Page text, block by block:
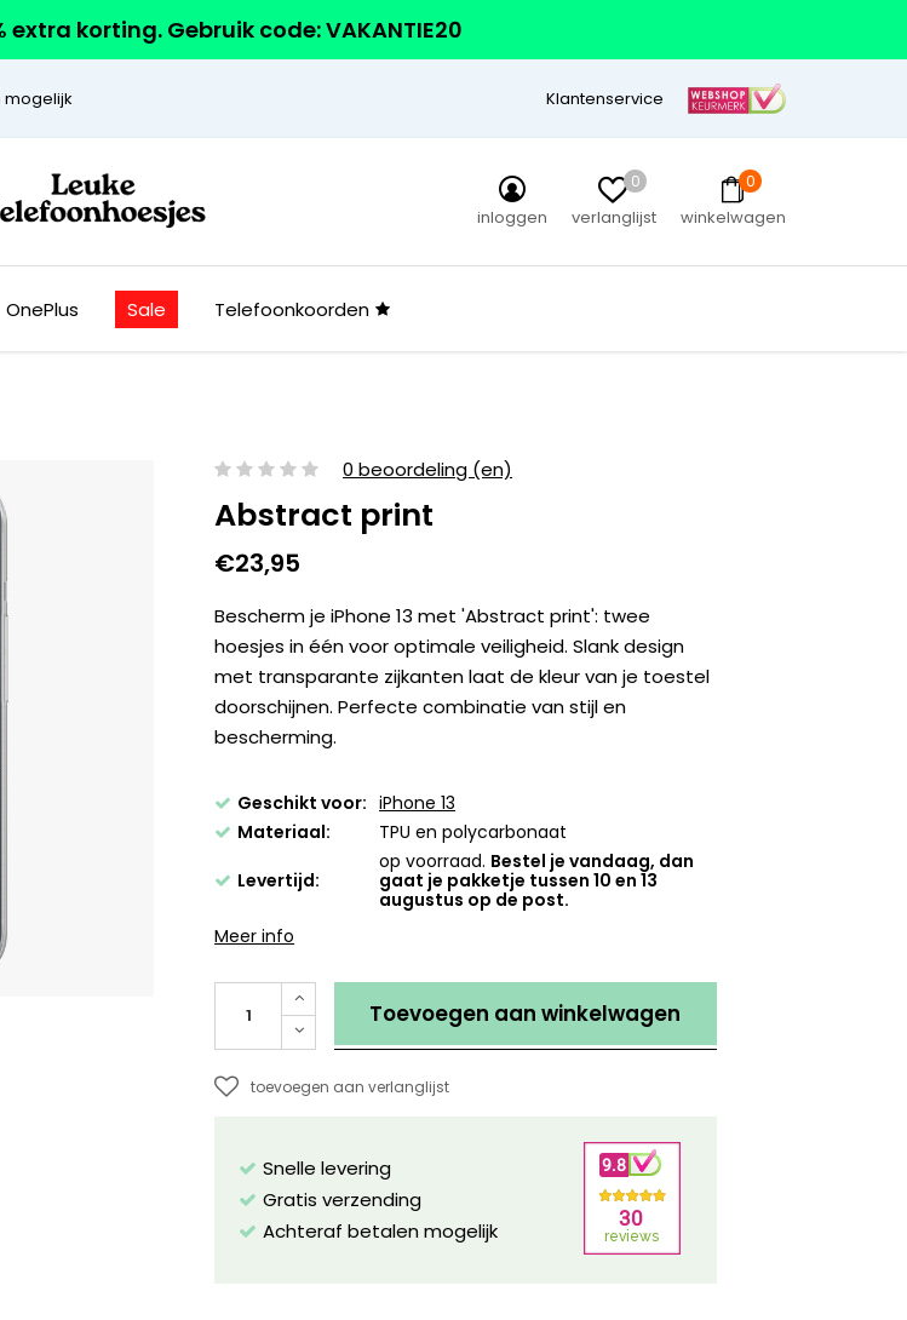
korting. Gebruik code: VAKANTIE20
mogelijk Klantenservice
inloggen
0
verlanglijst
0
winkelwagen
OnePlus Sale Telefoonkoorden
0 beoordeling (en)
Abstract print
€23,95
Bescherm je iPhone 13 met 'Abstract print': twee
hoesjes in één voor optimale veiligheid. Slank design
met transparante zijkanten laat de kleur van je toestel
doorschijnen. Perfecte combinatie van stijl en
bescherming.
Geschikt voor: iPhone 13
Materiaal:
TPU en polycarbonaat
Levertijd:
op voorraad. Bestel je vandaag, dan
gaat je pakketje tussen 10 en 13
augustus op de post.
Meer info
Toevoegen aan winkelwagen
toevoegen aan verlanglijst
Snelle levering
Gratis verzending
Achteraf betalen mogelijk